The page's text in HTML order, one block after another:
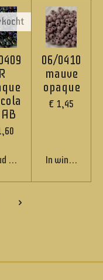
R
mij op de hoogte
06/0410
mauve
opaque
€ 1,45
In